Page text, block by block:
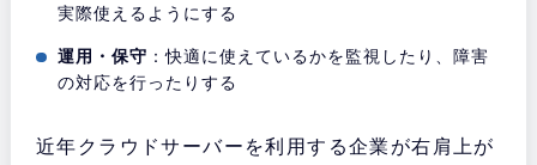
実際使えるようにする
運用・保守 ：快適に使えているかを監視したり、障害
の対応を行ったりする
近年クラウドサーバーを利用する企業が右肩上が